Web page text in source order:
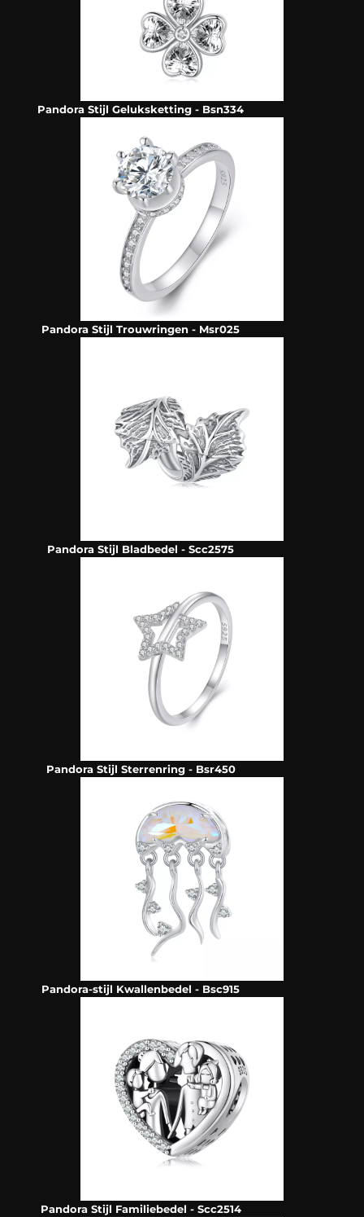
Pandora Stijl Geluksketting - Bsn334
Pandora Stijl Trouwringen - Msr025
Pandora Stijl Bladbedel - Scc2575
Pandora Stijl Sterrenring - Bsr450
Pandora-stijl Kwallenbedel - Bsc915
Pandora Stijl Familiebedel - Scc2514